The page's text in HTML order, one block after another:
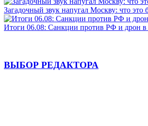
Загадочный звук напугал Москву: что это
Итоги 06.08: Санкции против РФ и дрон
ВЫБОР РЕДАКТОРА